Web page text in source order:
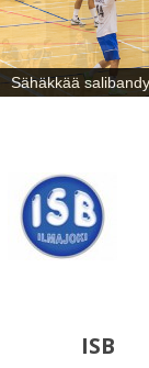
Sähäkkää
ISB